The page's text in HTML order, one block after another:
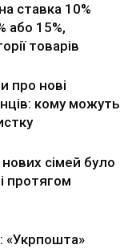
ставка 10%
або 15%,
товарів
про нові
кому можуть
сімей було
протягом
«Укрпошта»